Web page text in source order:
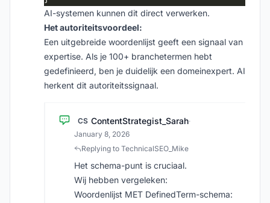
AI-systemen kunnen dit direct verwerken.
Het autoriteitsvoordeel:
Een uitgebreide woordenlijst geeft een signaal van
expertise. Als je 100+ branchetermen hebt
gedefinieerd, ben je duidelijk een domeinexpert. AI
herkent dit autoriteitssignaal.
CS ContentStrategist_Sarah·
January 8, 2026
Replying to TechnicalSEO_Mike
Het schema-punt is cruciaal.
Wij hebben vergeleken:
Woordenlijst MET DefinedTerm-schema: